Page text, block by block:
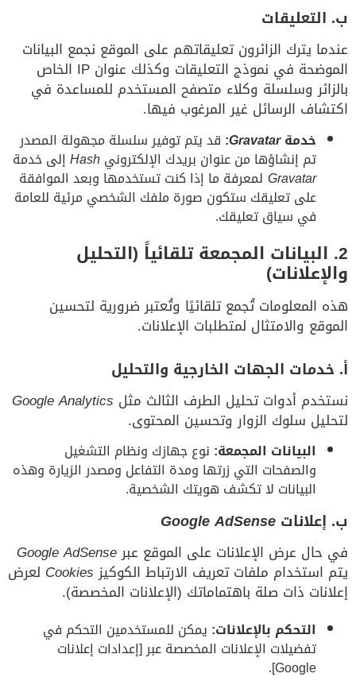
ب. التعليقات
عندما يترك الزائرون تعليقاتهم على الموقع نجمع البيانات
الموضحة في نموذج التعليقات وكذلك عنوان IP الخاص
بالزائر وسلسلة وكلاء متصفح المستخدم للمساعدة في
اكتشاف الرسائل غير المرغوب فيها.
خدمةGravatar
: قد يتم توفير سلسلة مجهولة المصدر
تم إنشاؤها من عنوان بريدك الإلكترونيHashإلى خدمة
Gravatar لمعرفة ما إذا كنت تستخدمها وبعد الموافقة
على تعليقك ستكون صورة ملفك الشخصي مرئية للعامة
في سياق تعليقك.
2. البيانات المجمعة تلقائياً (التحليل
والإعلانات)
هذه المعلومات تُجمع تلقائيًا وتُعتبر ضرورية لتحسين
الموقع والامتثال لمتطلبات الإعلانات.
أ. خدمات الجهات الخارجية والتحليل
نستخدم أدوات تحليل الطرف الثالث مثل Google Analytics
لتحليل سلوك الزوار وتحسين المحتوى.
البيانات المجمعة: نوع جهازك ونظام التشغيل
والصفحات التي زرتها ومدة التفاعل ومصدر الزيارة وهذه
البيانات لا تكشف هويتك الشخصية.
ب. إعلانات Google AdSense
في حال عرض الإعلانات على الموقع عبرGoogle AdSense
يتم استخدام ملفات تعريف الارتباط الكوكيزCookies لعرض
إعلانات ذات صلة باهتماماتك (الإعلانات المخصصة).
التحكم بالإعلانات: يمكن للمستخدمين التحكم في
تفضيلات الإعلانات المخصصة عبر [إعدادات إعلانات
Google].